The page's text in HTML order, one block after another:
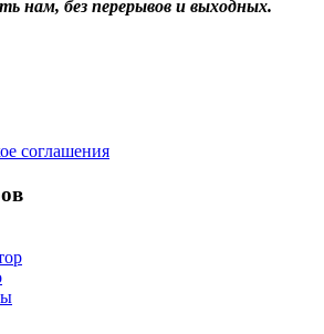
нам, без перерывов и выходных.
соглашения